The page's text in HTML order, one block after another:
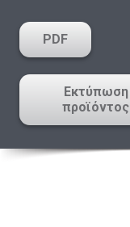
PDF
Εκτύπωση
προϊόντος